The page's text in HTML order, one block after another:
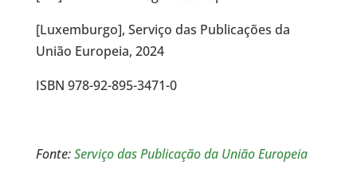
[Luxemburgo], Serviço das Publicações da
União Europeia, 2024
ISBN 978-92-895-3471-0
Fonte:Serviço das Publicação da União Europeia